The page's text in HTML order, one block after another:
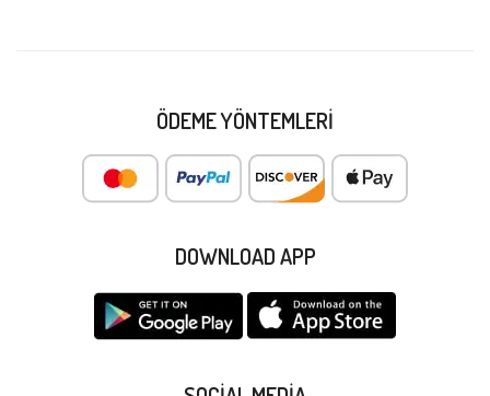
ÖDEME YÖNTEMLERI
DOWNLOAD APP